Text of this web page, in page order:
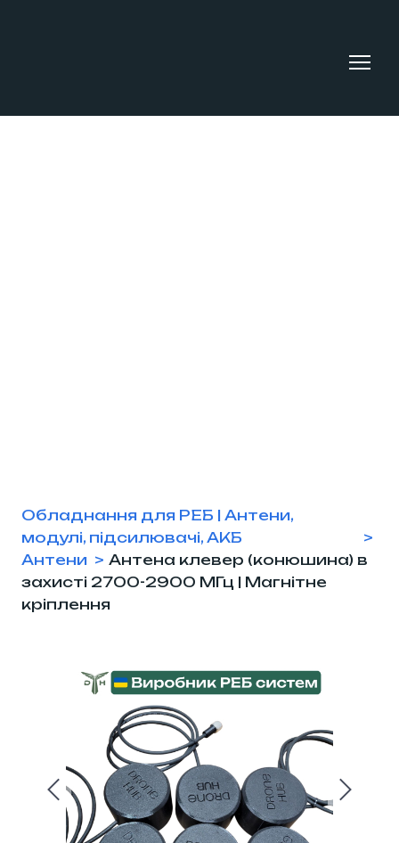
Обладнання для РЕБ | Антени,
модулі, підсилювачі, АКБ
Антени
Антена клевер (конюшина) в
захисті 2700-2900 МГц | Магнітне
кріплення